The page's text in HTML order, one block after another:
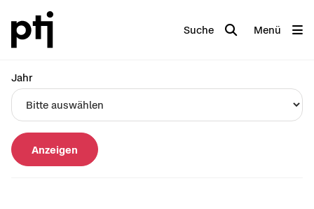
Suche Menü
Jahr
Anzeigen